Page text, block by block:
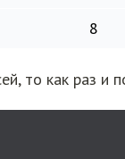
8
то как раз и